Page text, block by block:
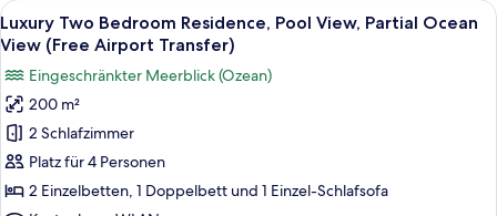
Rooms
anzeigen
Two
Units
Deluxe
Double
or
Twin
Rooms
Alle
Fotos
Luxury
Two
Bedroom
Residence,
Pool
Ein Hotelzimmer mit einem großen
16
Luxury Two Bedroom Residence, Pool View, Partial Ocean
View (Free Airport Transfer)
Eingeschränkter Meerblick (Ozean)
200 m²
2 Schlafzimmer
Platz für 4 Personen
2 Einzelbetten, 1 Doppelbett und 1 Einzel-Schlafsofa